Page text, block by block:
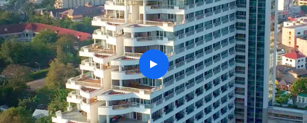
play
button